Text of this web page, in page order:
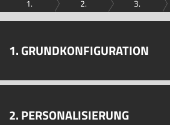
1. 2. 3.
1. GRUNDKONFIGURATION
2. PERSONALISIERUNG